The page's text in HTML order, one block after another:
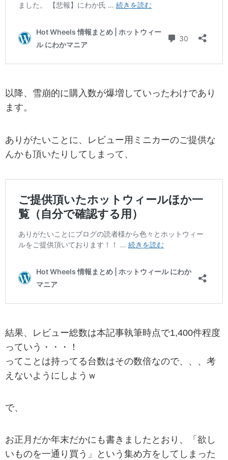
以降、雪崩的に購入数が爆増していったわけであり
ます。
ありがたいことに、レビュー用ミニカーのご提供な
んかも頂いたりしてしまって、
結果、レビュー総数は本記事執筆時点で1,400件程度
っていう・・・！
ってことは持ってる台数はその数倍なので、、、考
えないようにしようｗ
で、
お正月だか年末だかにも書きましたとおり、「欲し
いものを一通り買う」という集め方をしてしまった